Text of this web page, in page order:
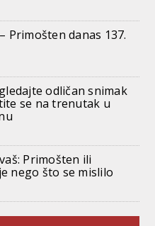
Primošten danas 137.
odličan snimak
se na trenutak u
Primošten ili
nego što se mislilo